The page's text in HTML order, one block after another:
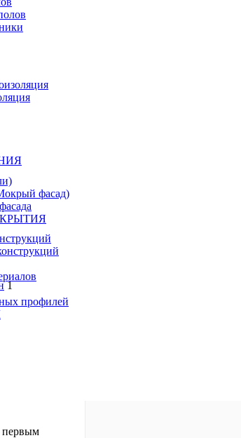
фасад)
профилей
первым
1